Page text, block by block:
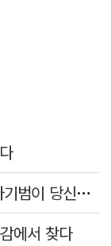
[기고-권윤섭] 보이스피싱, 얼굴 없는 사기범이 당신을 노린다
에서 찾다